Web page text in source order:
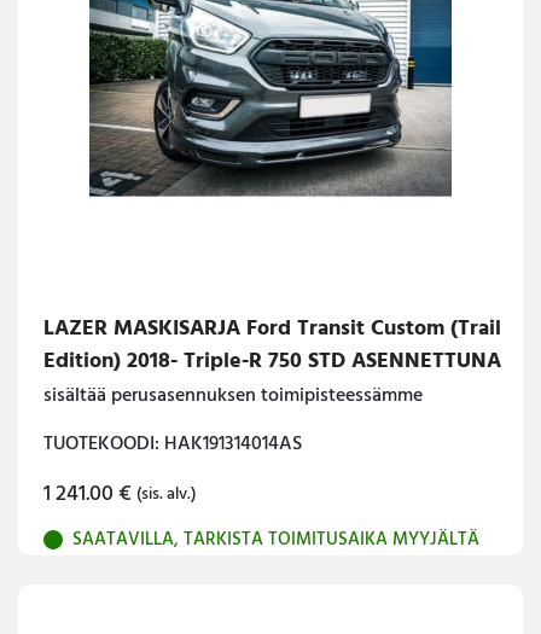
LAZER MASKISARJA Ford Transit Custom (Trail
Edition) 2018- Triple-R 750 STD ASENNETTUNA
sisältää perusasennuksen toimipisteessämme
TUOTEKOODI: HAK191314014AS
1 241.00€ (sis. alv.)
SAATAVILLA, TARKISTA TOIMITUSAIKA MYYJÄLTÄ